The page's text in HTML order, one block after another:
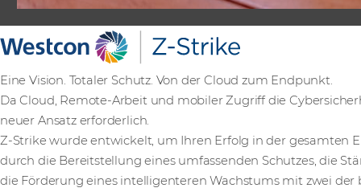
Eine Vision. Totaler Schutz. Von der Cloud zum Endpunkt.
Da Cloud, Remote-Arbeit und mobiler Zugriff die
neuer Ansatz erforderlich.
Z-Strike wurde entwickelt, um Ihren Erfolg in der gesamten
durch die Bereitstellung eines umfassenden Schutzes, die
die Förderung eines intelligenteren Wachstums mit zwei